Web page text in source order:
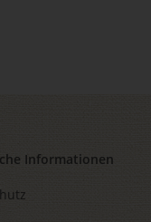
Informationen